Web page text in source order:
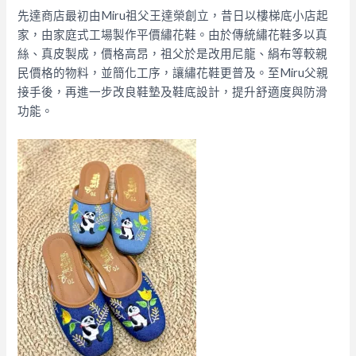
先達商店最初由Miru祖父王達榮創立，昔日以樓梯底小店起
家，由家庭式工場製作平價繡花鞋。由於傳統繡花鞋多以真
絲、真皮製成，價格高昂，祖父於是改用尼龍、絹布等較親
民價格的物料，並簡化工序，讓繡花鞋更普及。至Miru父親
接手後，再進一步改良鞋墊及鞋底設計，提升舒適度與防滑
功能。